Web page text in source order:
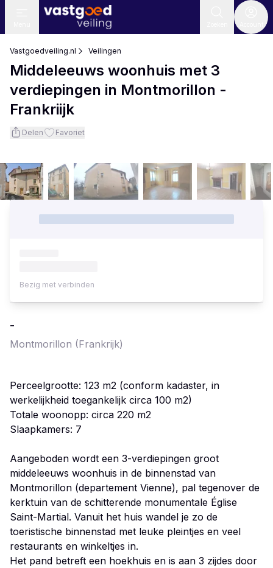
Vastgoedveiling.nl Veilingen
Middeleeuws woonhuis met 3
verdiepingen in Montmorillon -
Frankriijk
Delen Favoriet
-
Montmorillon (Frankrijk)
Perceelgrootte: 123 m2 (conform kadaster, in
werkelijkheid toegankelijk circa 100 m2)
Totale woonopp: circa 220 m2
Slaapkamers: 7
Aangeboden wordt een 3-verdiepingen groot
middeleeuws woonhuis in de binnenstad van
Montmorillon (departement Vienne), pal tegenover de
kerktuin van de schitterende monumentale Église
Saint-Martial. Vanuit het huis wandel je zo de
toeristische binnenstad met leuke pleintjes en veel
restaurants en winkeltjes in.
Het pand betreft een hoekhuis en is aan 3 zijdes door
Bezig met verbinden